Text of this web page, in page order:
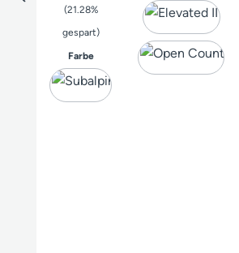
(21.28%
gespart)
Farbeauswählen